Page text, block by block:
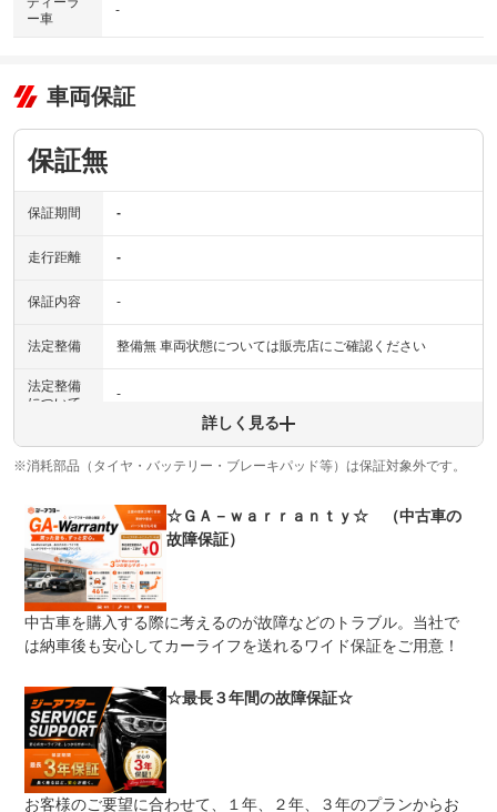
ー車
-
車両保証
保証無
保証期間 -
走行距離 -
保証内容 -
法定整備 整備無 車両状態については販売店にご確認ください
法定整備
について
-
詳しく見る
※消耗部品（タイヤ・バッテリー・ブレーキパッド等）は保証対象外です。
☆ＧＡ－ｗａｒｒａｎｔｙ☆ （中古車の
故障保証）
中古車を購入する際に考えるのが故障などのトラブル。当社で
は納車後も安心してカーライフを送れるワイド保証をご用意！
☆最長３年間の故障保証☆
お客様のご要望に合わせて、１年、２年、３年のプランからお